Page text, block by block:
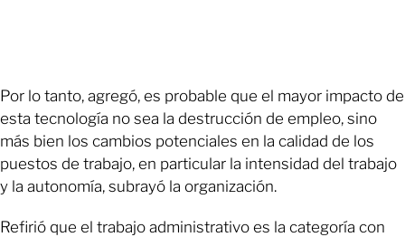
Por lo tanto, agregó, es probable que el mayor impacto de
esta tecnología no sea la destrucción de empleo, sino
más bien los cambios potenciales en la calidad de los
puestos de trabajo, en particular la intensidad del trabajo
y la autonomía, subrayó la organización.
Refirió que el trabajo administrativo es la categoría con